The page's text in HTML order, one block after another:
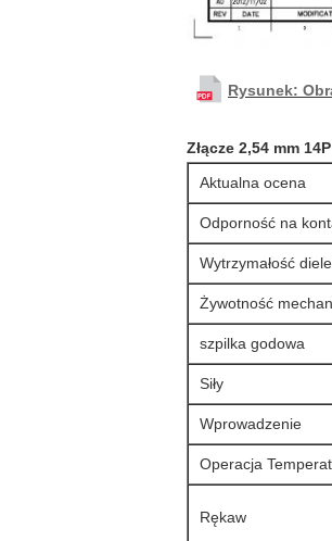
Rysunek:
Złącze 2,54 mm
Aktualna ocena
Odporność na
Wytrzymałość
Żywotność
szpilka godowa
Siły
Wprowadzenie
Operacja
Rękaw